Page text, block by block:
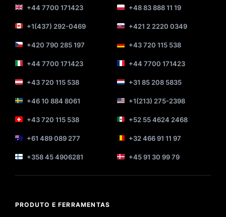
+44 7700 171423 +48 83 888 11 19
+1(437) 292-0469 +421 2 2220 0349
+420 790 285 197 +43 720 115 538
+44 7700 171423 +44 7700 171423
+43 720 115 538 +31 85 208 5835
+46 10 884 8061 +1(213) 275-2398
+43 720 115 538 +52 55 4624 2468
+61 489 089 277 +32 466 91 11 97
+358 45 4906281 +45 91 30 99 79
PRODUTO E FERRAMENTAS